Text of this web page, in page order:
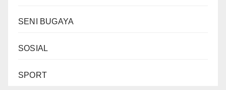
SENI BUGAYA
SOSIAL
SPORT